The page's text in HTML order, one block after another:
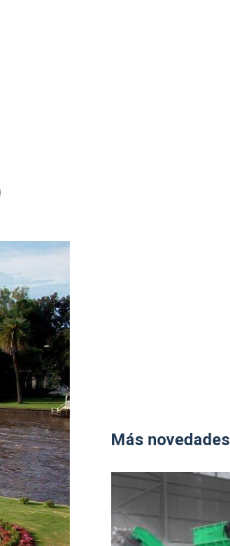
Más novedades